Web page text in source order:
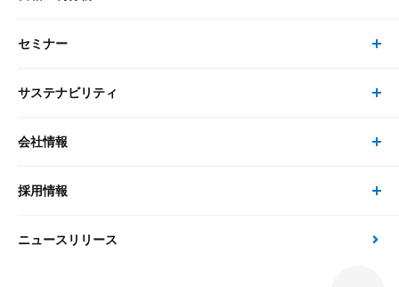
大和総研の強み
先端テクノロジーに基づく新たな価値の創出
最新のレポート・コラム
政策分析
研究員
書籍・刊行物 トップ
書籍
セミナー
セミナー トップ
現在受付中のセミナー・イベント
サステナビリティ
サステナビリティの取り組み
次世代社会への貢献
会社情報
会社情報 トップ
会社概要・役員一覧
採用情報
採用情報 トップ
ニュースリリース